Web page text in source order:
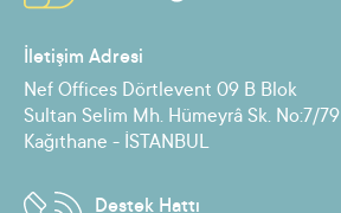
İletişim Adresi
Nef Offices Dörtlevent 09 B Blok
Sultan Selim Mh. Hümeyrâ Sk. No:7/79
Kağıthane - İSTANBUL
Destek Hattı